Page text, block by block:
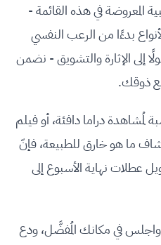
المعروضة في هذه القائمة -
بدءًا من الرعب النفسي
إلى الإثارة والتشويق - نضمن
ذوقك.
لمُشاهدة دراما دافئة، أو فيلم
ما هو خارق للطبيعة، فإنّ
عطلات نهاية الأسبوع إلى
في مكانك المُفضَّل، ودع